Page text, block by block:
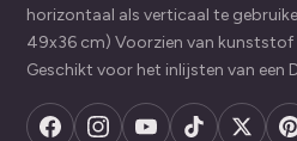
horizontaal als verticaal te
49x36 cm) Voorzien van
Geschikt voor het inlijsten van een